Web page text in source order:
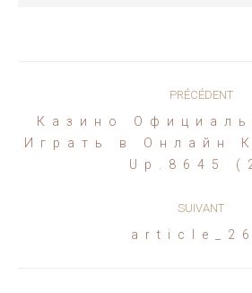
PRÉCÉDENT
Article
Казино
Играть в Онлайн
Up.8645
SUIVANT
Article